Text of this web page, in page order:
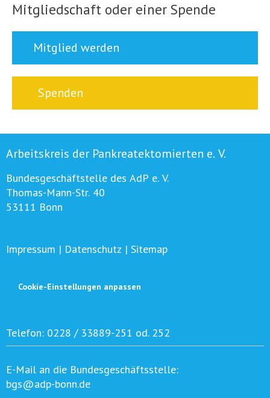
Mitgliedschaft oder einer Spende
Mitglied werden
Spenden
Arbeitskreis der Pankreatektomierten e. V.
Bundesgeschäftstelle des AdP e. V.
Thomas-Mann-Str. 40
53111 Bonn
Impressum | Datenschutz | Sitemap
Cookie-Einstellungen anpassen
Telefon: 0228 / 33889-251 od. 252
E-Mail an die Bundesgeschäftsstelle:
bgs@adp-bonn.de